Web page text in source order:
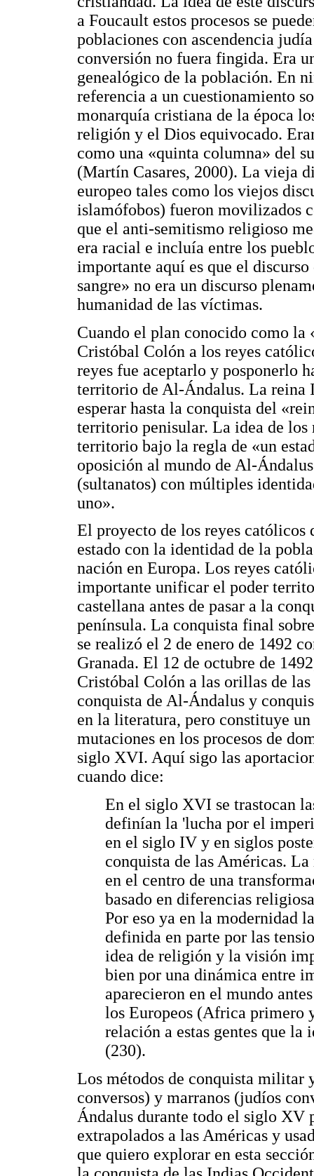
a Foucault estos procesos se
poblaciones con ascendencia
conversión no fuera fingida. Era
genealógico de la población. En
referencia a un cuestionamiento
monarquía cristiana de la época
religión y el Dios equivocado.
como una «quinta columna» del
(Martín Casares, 2000). La vieja
europeo tales como los viejos
islamófobos) fueron movilizados
que el anti-semitismo religioso
era racial e incluía entre los
importante aquí es que el
sangre» no era un discurso
humanidad de las víctimas.
Cuando el plan conocido como la
Cristóbal Colón a los reyes
reyes fue aceptarlo y posponerlo
territorio de Al-Ándalus. La reina
esperar hasta la conquista del
territorio penisular. La idea de
territorio bajo la regla de «un
oposición al mundo de Al-
(sultanatos) con múltiples
uno».
El proyecto de los reyes católicos
estado con la identidad de la
nación en Europa. Los reyes
importante unificar el poder
castellana antes de pasar a la
península. La conquista final
se realizó el 2 de enero de 1492
Granada. El 12 de octubre de
Cristóbal Colón a las orillas de
conquista de Al-Ándalus y
en la literatura, pero constituye
mutaciones en los procesos de
siglo XVI. Aquí sigo las
cuando dice:
En el siglo XVI se trastocan
definían la 'lucha por el
en el siglo IV y en siglos
conquista de las Américas.
en el centro de una
basado en diferencias
Por eso ya en la modernidad
definida en parte por las
idea de religión y la visión
bien por una dinámica entre
aparecieron en el mundo
los Europeos (Africa primero
relación a estas gentes que la
(230).
Los métodos de conquista militar
conversos) y marranos (judíos
Ándalus durante todo el siglo XV
extrapolados a las Américas y
que quiero explorar en esta